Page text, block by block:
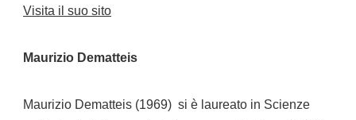
Visita il suo sito
Maurizio Dematteis
Maurizio Dematteis (1969) si è laureato in Scienze